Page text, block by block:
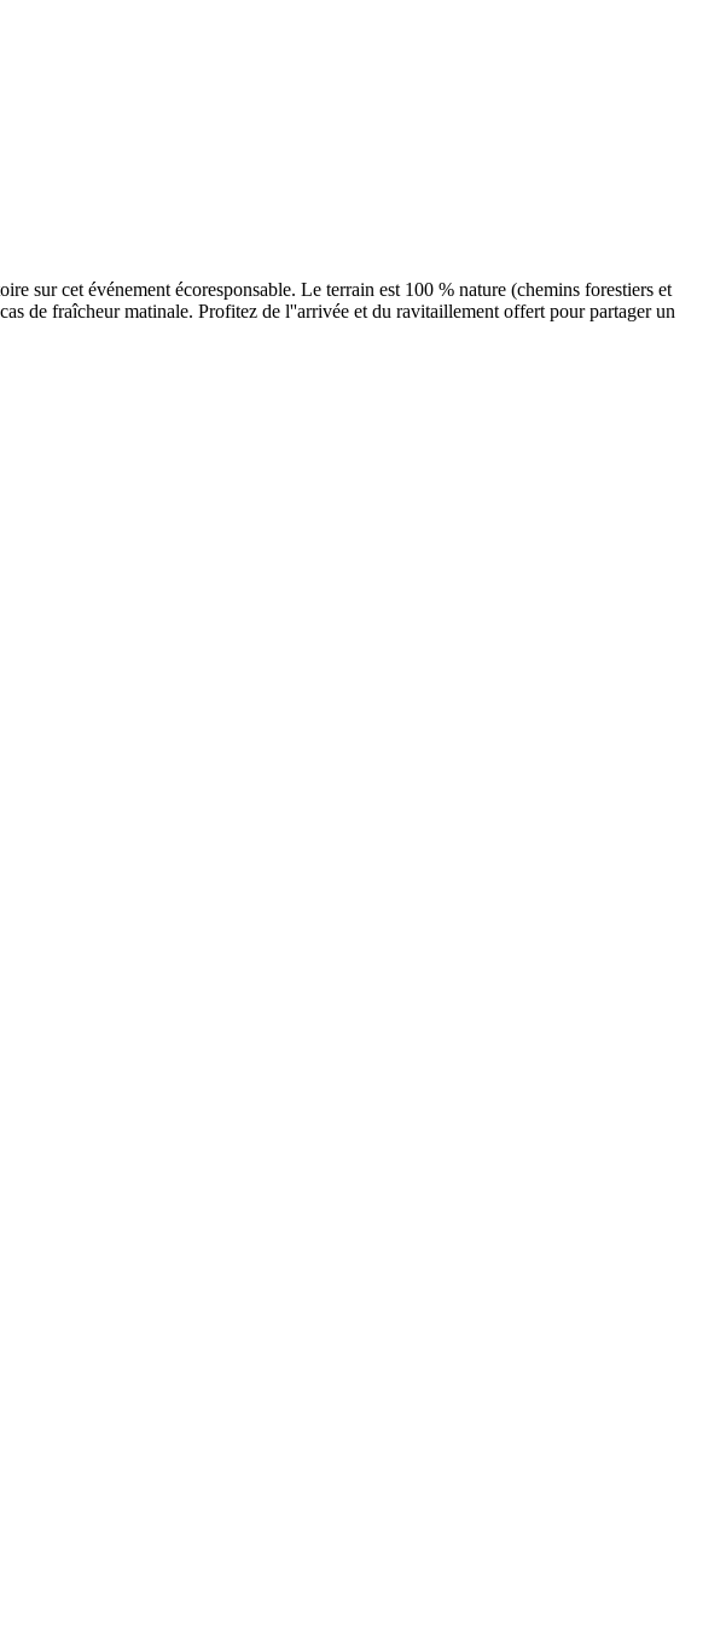
sur cet événement écoresponsable. Le terrain est 100 % nature (chemins forestiers et
de fraîcheur matinale. Profitez de l''arrivée et du ravitaillement offert pour partager un